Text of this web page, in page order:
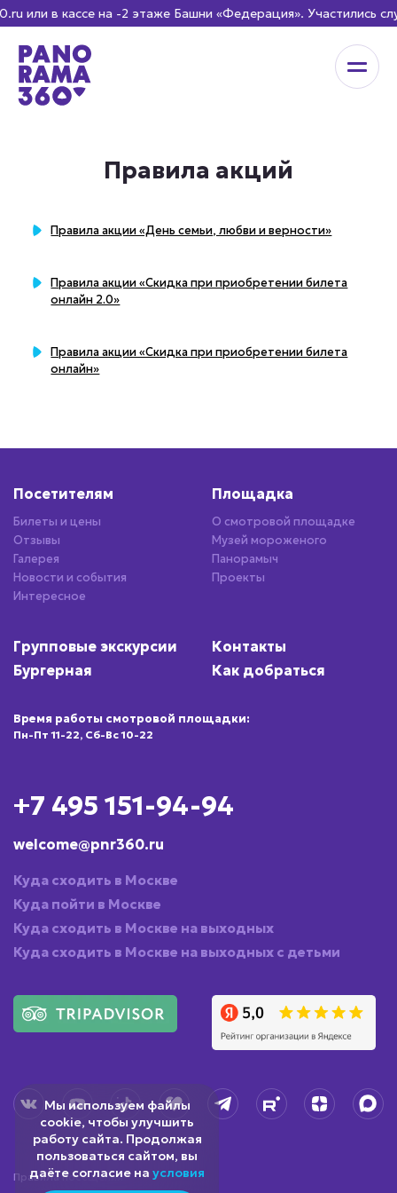
в кассе на -2 этаже Башни «Федерация». Участились
Правила акций
Правила акции «День семьи, любви и верности»
Правила акции «Скидка при приобретении билета
онлайн 2.0»
Правила акции «Скидка при приобретении билета
онлайн»
Посетителям
Билеты и цены
Отзывы
Галерея
Новости и события
Интересное
Площадка
О смотровой площадке
Музей мороженого
Панорамыч
Проекты
Групповые экскурсии
Бургерная
Контакты
Как добраться
Время работы смотровой площадки:
Пн-Пт 11-22, Сб-Вс 10-22
+7 495 151-94-94
welcome@pnr360.ru
Куда сходить в Москве
Куда пойти в Москве
Куда сходить в Москве на выходных
Куда сходить в Москве на выходных с детьми
Правила посещения
Мы используем файлы
cookie, чтобы улучшить
работу сайта. Продолжая
пользоваться сайтом, вы
даёте согласие наусловия